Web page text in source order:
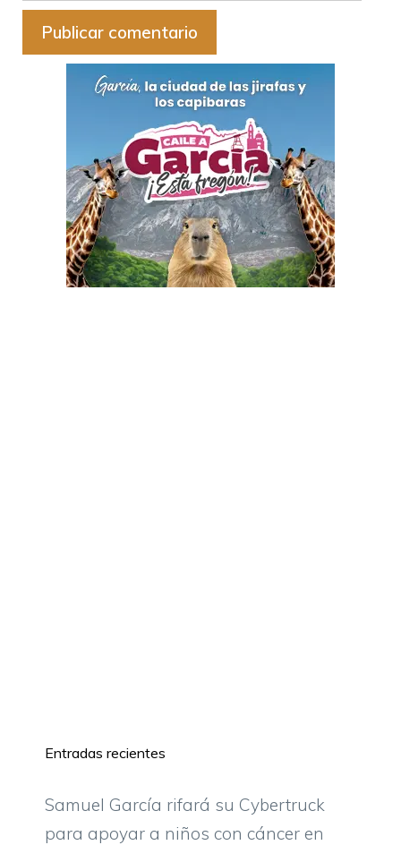
Entradas recientes
Samuel García rifará su Cybertruck
para apoyar a niños con cáncer en